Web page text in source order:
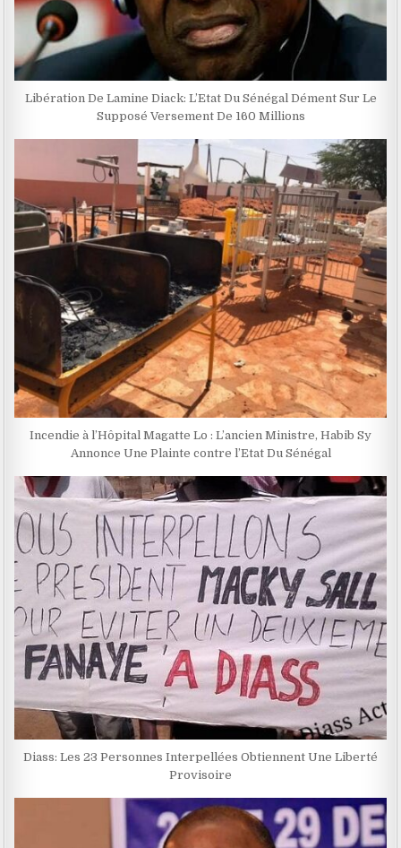
Libération De Lamine Diack: L’Etat Du Sénégal Dément Sur Le
Supposé Versement De 160 Millions
Incendie à l’Hôpital Magatte Lo : L’ancien Ministre, Habib Sy
Annonce Une Plainte contre l’Etat Du Sénégal
Diass: Les 23 Personnes Interpellées Obtiennent Une Liberté
Provisoire